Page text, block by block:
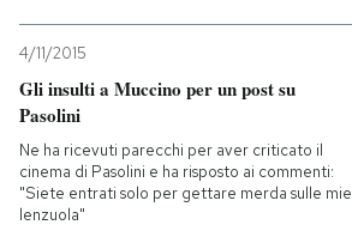
NEWSLETTER
I MIEI PREFERITI
SHOP
4/11/2015
Gli insulti a Muccino per un post su
Pasolini
Ne ha ricevuti parecchi per aver criticato il
cinema di Pasolini e ha risposto ai commenti:
"Siete entrati solo per gettare merda sulle mie
lenzuola"